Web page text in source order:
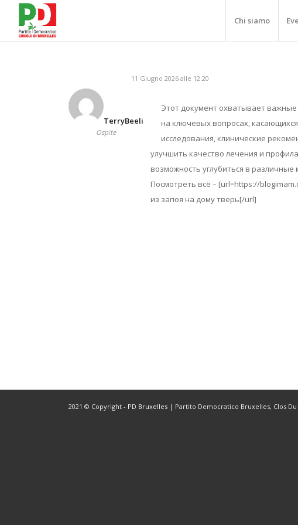
Chi siamo
11 Giugno 2026 alle 12:20
TerryBeeli
Ospite
Этот документ охватывает
на ключевых вопросах,
исследования, клинические
улучшить качество лечения и
возможность углубиться в
Посмотреть всё – [url=https://
из запоя на дому тверь[/url]
2021 © Copyright - PD Bruxelles | Partito Democratico Bruxelles, Clos Du